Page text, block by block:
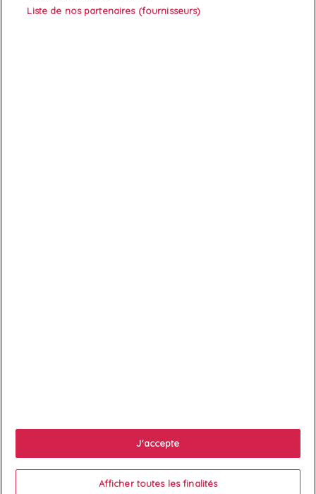
Votre compte 
Liste de nos partenaires (fournisseurs)
J'accepte
Afficher toutes les finalités